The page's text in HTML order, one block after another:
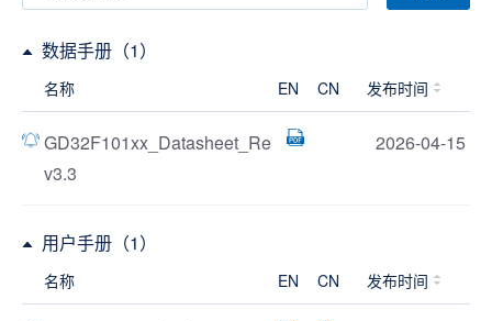
数据手册（1）
名称 EN CN 发布时间
GD32F101xx_Datasheet_Re
v3.3
2026-04-15
用户手册（1）
名称 EN CN 发布时间